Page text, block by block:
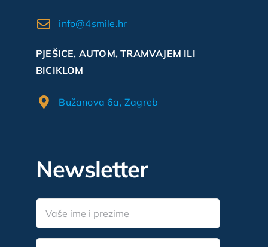
info@4smile.hr
PJEŠICE, AUTOM, TRAMVAJEM ILI
BICIKLOM
Bužanova 6a, Zagreb
Newsletter